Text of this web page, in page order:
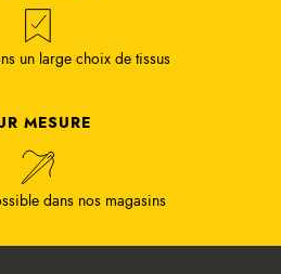
un large choix de tissus
MESURE
dans nos magasins